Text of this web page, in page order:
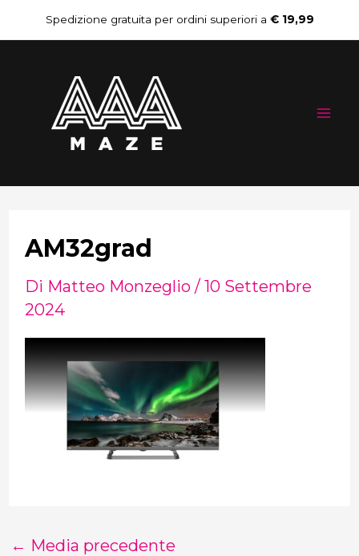
al
contenuto
Spedizione gratuita per ordini superiori a € 19,99
AM32grad
Di Matteo Monzeglio / 10 Settembre
2024
Navigazione
articoli
← Media precedente